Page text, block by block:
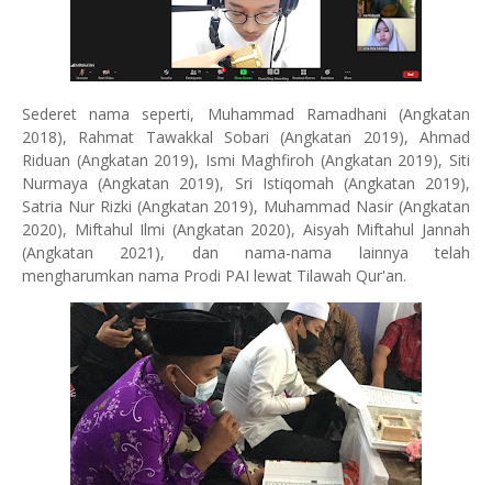
Sederet nama seperti, Muhammad Ramadhani (Angkatan
2018), Rahmat Tawakkal Sobari (Angkatan 2019), Ahmad
Riduan (Angkatan 2019), Ismi Maghfiroh (Angkatan 2019), Siti
Nurmaya (Angkatan 2019), Sri Istiqomah (Angkatan 2019),
Satria Nur Rizki (Angkatan 2019), Muhammad Nasir (Angkatan
2020), Miftahul Ilmi (Angkatan 2020), Aisyah Miftahul Jannah
(Angkatan 2021), dan nama-nama lainnya telah
mengharumkan nama Prodi PAI lewat Tilawah Qur'an.